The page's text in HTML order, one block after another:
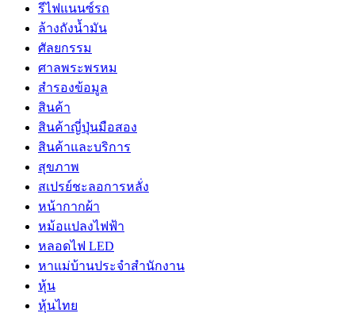
รีไฟแนนซ์รถ
ล้างถังน้ำมัน
ศัลยกรรม
ศาลพระพรหม
สำรองข้อมูล
สินค้า
สินค้าญี่ปุ่นมือสอง
สินค้าและบริการ
สุขภาพ
สเปรย์ชะลอการหลั่ง
หน้ากากผ้า
หม้อแปลงไฟฟ้า
หลอดไฟ LED
หาแม่บ้านประจำสำนักงาน
หุ้น
หุ้นไทย